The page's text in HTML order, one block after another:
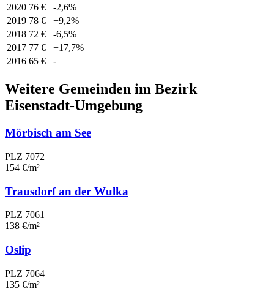
2020 76 €
-2,6%
2019 78 €
+9,2%
2018 72 €
-6,5%
2017 77 €
+17,7%
2016 65 € -
Weitere Gemeinden im Bezirk
Eisenstadt-Umgebung
Mörbisch am See
PLZ 7072
154 €/m²
Trausdorf an der Wulka
PLZ 7061
138 €/m²
Oslip
PLZ 7064
135 €/m²